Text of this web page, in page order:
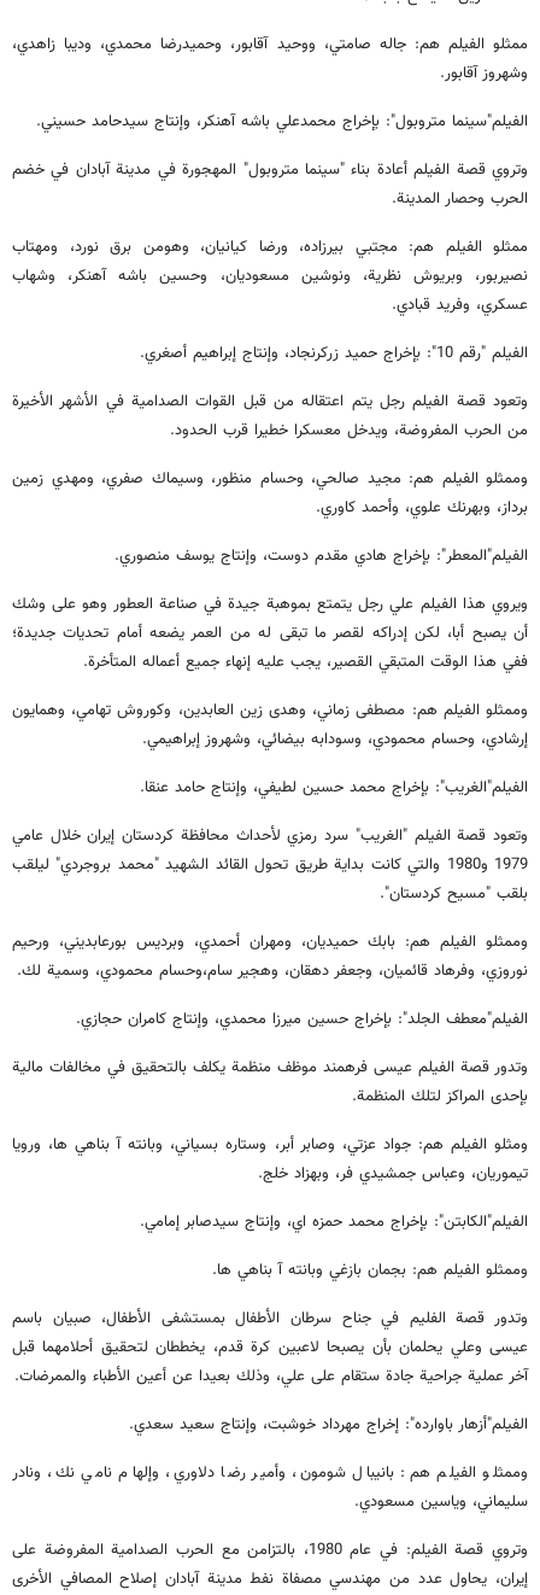
ممثلو الفيلم هم: جاله صامتي، ووحيد آقابور، وحميدرضا محمدي، وديبا زاهدي،
وشهروز آقابور.
الفيلم"سينما متروبول": بإخراج محمدعلي باشه آهنكر، وإنتاج سيدحامد حسيني.
وتروي قصة الفيلم أعادة بناء "سينما متروبول" المهجورة في مدينة آبادان في خضم
الحرب وحصار المدينة.
ممثلو الفيلم هم: مجتبي بيرزاده، ورضا كيانيان، وهومن برق نورد، ومهتاب
نصيربور، وبريوش نظرية، ونوشين مسعوديان، وحسين باشه آهنكر، وشهاب
عسكري، وفريد قبادي.
الفيلم "رقم 10": بإخراج حميد زركرنجاد، وإنتاج إبراهيم أصغري.
وتعود قصة الفيلم رجل يتم اعتقاله من قبل القوات الصدامية في الأشهر الأخيرة
من الحرب المفروضة، ويدخل معسكرا خطيرا قرب الحدود.
وممثلو الفيلم هم: مجيد صالحي، وحسام منظور، وسيماك صفري، ومهدي زمين
برداز، وبهرنك علوي، وأحمد كاوري.
الفيلم"المعطر": بإخراج هادي مقدم دوست، وإنتاج يوسف منصوري.
ويروي هذا الفيلم علي رجل يتمتع بموهبة جيدة في صناعة العطور وهو على وشك
أن يصبح أبا، لكن إدراكه لقصر ما تبقى له من العمر يضعه أمام تحديات جديدة؛
ففي هذا الوقت المتبقي القصير، يجب عليه إنهاء جميع أعماله المتأخرة.
وممثلو الفيلم هم: مصطفى زماني، وهدى زين العابدين، وكوروش تهامي، وهمايون
إرشادي، وحسام محمودي، وسودابه بيضائي، وشهروز إبراهيمي.
الفيلم"الغريب": بإخراج محمد حسين لطيفي، وإنتاج حامد عنقا.
وتعود قصة الفيلم "الغريب" سرد رمزي لأحداث محافظة كردستان إيران خلال عامي
1979 و1980 والتي كانت بداية طريق تحول القائد الشهيد "محمد بروجردي" ليلقب
بلقب "مسيح كردستان".
وممثلو الفيلم هم: بابك حميديان، ومهران أحمدي، وبرديس بورعابديني، ورحيم
نوروزي، وفرهاد قائميان، وجعفر دهقان، وهجير سام،وحسام محمودي، وسمية لك.
الفيلم"معطف الجلد": بإخراج حسين ميرزا محمدي، وإنتاج كامران حجازي.
وتدور قصة الفيلم عيسى فرهمند موظف منظمة يكلف بالتحقيق في مخالفات مالية
بإحدى المراكز لتلك المنظمة.
ومثلو الفيلم هم: جواد عزتي، وصابر أبر، وستاره بسياني، وبانته آ بناهي ها، ورويا
تيموريان، وعباس جمشيدي فر، وبهزاد خلج.
الفيلم"الكابتن": بإخراج محمد حمزه اي، وإنتاج سيدصابر إمامي.
وممثلو الفيلم هم: بجمان بازغي وبانته آ بناهي ها.
وتدور قصة الفليم في جناح سرطان الأطفال بمستشفى الأطفال، صبيان باسم
عيسى وعلي يحلمان بأن يصبحا لاعبين كرة قدم، يخططان لتحقيق أحلامهما قبل
آخر عملية جراحية جادة ستقام على علي، وذلك بعيدا عن أعين الأطباء والممرضات.
الفيلم"أزهار باوارده": إخراج مهرداد خوشبت، وإنتاج سعيد سعدي.
وممثلو الفيلم هم: بانيبال شومون، وأمير رضا دلاوري، وإلهام نامي نك، ونادر
سليماني، وياسين مسعودي.
وتروي قصة الفيلم: في عام 1980، بالتزامن مع الحرب الصدامية المفروضة على
إيران، يحاول عدد من مهندسي مصفاة نفط مدينة آبادان إصلاح المصافي الأخرى